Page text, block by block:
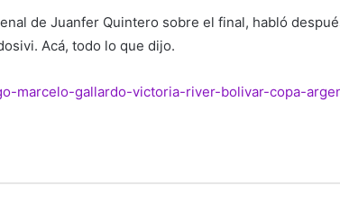
de Juanfer Quintero sobre el final, habló
Acá, todo lo que dijo.
marcelo-gallardo-victoria-river-bolivar-copa-